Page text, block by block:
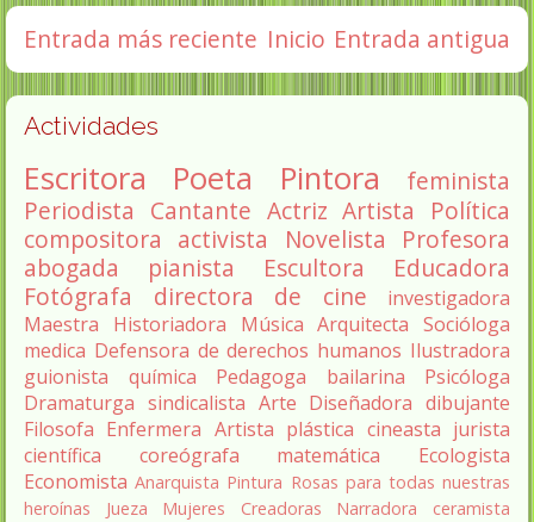
Entrada más reciente Entrada antigua
Inicio
Actividades
Escritora Poeta Pintora
feminista
Periodista Cantante Actriz Artista
Política
compositora activista Novelista
Profesora
abogada
pianista Escultora
Educadora
Fotógrafa
directora de cine
investigadora
Maestra
Historiadora Música Arquitecta Socióloga
medica Defensora de derechos humanos Ilustradora
guionista
química Pedagoga bailarina
Psicóloga
Dramaturga sindicalista Arte Diseñadora dibujante
Filosofa Enfermera Artista plástica cineasta jurista
científica
coreógrafa matemática
Ecologista
Economista Anarquista Pintura Rosas para todas nuestras
heroínas
Jueza Mujeres Creadoras Narradora
ceramista